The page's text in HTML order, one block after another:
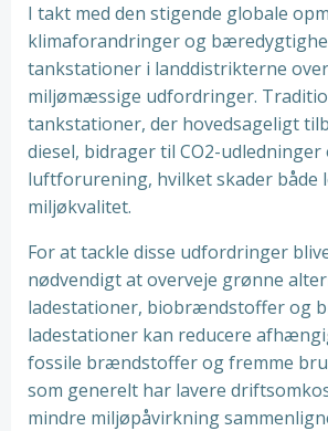
I takt med den stigende globale
klimaforandringer og
tankstationer i landdistrikterne
miljømæssige udfordringer.
tankstationer, der hovedsageligt
diesel, bidrager til CO2-udledninger
luftforurening, hvilket skader både
miljøkvalitet.
For at tackle disse udfordringer
nødvendigt at overveje grønne
ladestationer, biobrændstoffer og
ladestationer kan reducere
fossile brændstoffer og fremme
som generelt har lavere
mindre miljøpåvirkning